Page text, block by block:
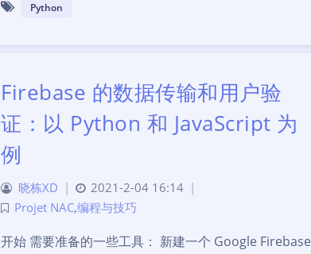
Python
Firebase 的数据传输和用户验
证：以 Python 和 JavaScript 为
例
晓栋XD | 2021-2-04 16:14 |
Projet NAC,编程与技巧
开始 需要准备的一些工具： 新建一个 Google Firebase